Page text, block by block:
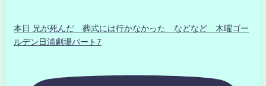
本日 兄が死んだ 葬式には行かなかった などなど 木曜ゴー
ルデン日浦劇場パート7